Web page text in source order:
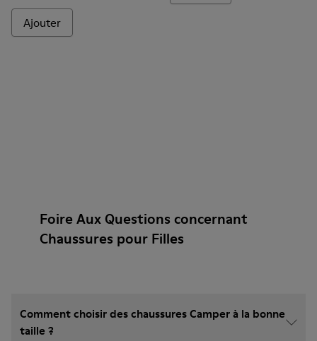
Ajouter
Foire Aux Questions concernant
Chaussures pour Filles
Comment choisir des chaussures Camper à la bonne
taille ?